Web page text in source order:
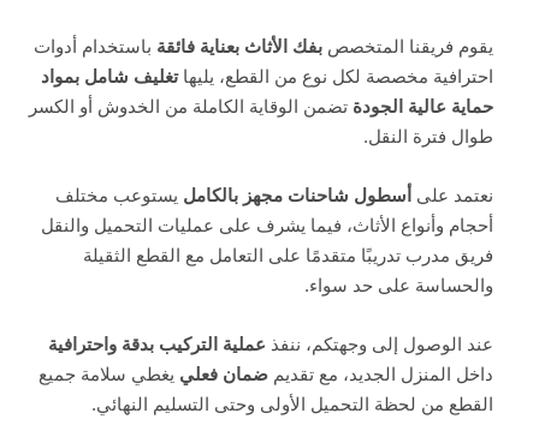
يقوم فريقنا المتخصصبفك الأثاث بعناية فائقة باستخدام أدوات
احترافية مخصصة لكل نوع من القطع، يليهاتغليف شامل بمواد
حماية عالية الجودة تضمن الوقاية الكاملة من الخدوش أو الكسر
طوال فترة النقل.
نعتمد على أسطول شاحنات مجهز بالكامل يستوعب مختلف
أحجام وأنواع الأثاث، فيما يشرف على عمليات التحميل والنقل
فريق مدرب تدريبًا متقدمًا على التعامل مع القطع الثقيلة
والحساسة على حد سواء.
عند الوصول إلى وجهتكم، ننفذ عملية التركيب بدقة واحترافية
داخل المنزل الجديد، مع تقديمضمان فعلي يغطي سلامة جميع
القطع من لحظة التحميل الأولى وحتى التسليم النهائي.